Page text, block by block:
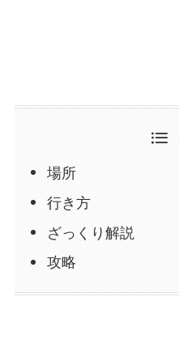
場所
行き方
ざっくり解説
攻略